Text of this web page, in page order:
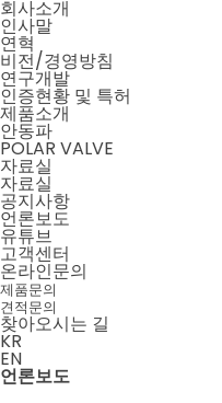
회사소개
인사말
연혁
비전/경영방침
연구개발
인증현황 및 특허
제품소개
안동파
POLAR VALVE
자료실
자료실
공지사항
언론보도
유튜브
고객센터
온라인문의
제품문의
견적문의
찾아오시는 길
KR
EN
메뉴 닫기
메뉴 열기
언론보도